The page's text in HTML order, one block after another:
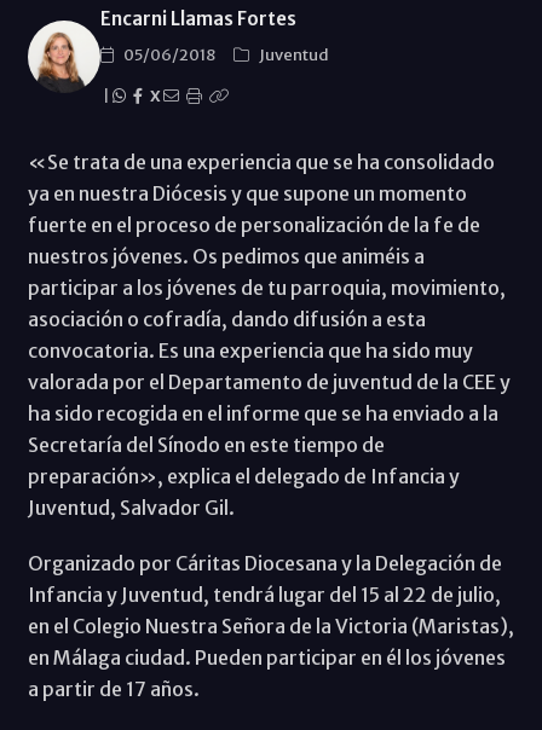
Encarni Llamas Fortes
05/06/2018
Juventud
X
«Se trata de una experiencia que se ha consolidado
ya en nuestra Diócesis y que supone un momento
fuerte en el proceso de personalización de la fe de
nuestros jóvenes. Os pedimos que animéis a
participar a los jóvenes de tu parroquia, movimiento,
asociación o cofradía, dando difusión a esta
convocatoria. Es una experiencia que ha sido muy
valorada por el Departamento de juventud de la CEE y
ha sido recogida en el informe que se ha enviado a la
Secretaría del Sínodo en este tiempo de
preparación», explica el delegado de Infancia y
Juventud, Salvador Gil.
Organizado por Cáritas Diocesana y la Delegación de
Infancia y Juventud, tendrá lugar del 15 al 22 de julio,
en el Colegio Nuestra Señora de la Victoria (Maristas),
en Málaga ciudad. Pueden participar en él los jóvenes
a partir de 17 años.